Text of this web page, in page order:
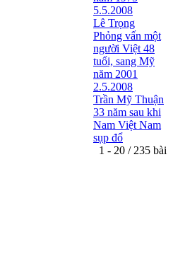
5.5.2008
Lê Trọng
Phỏng vấn một
người Việt 48
tuổi, sang Mỹ
năm 2001
2.5.2008
Trần Mỹ Thuận
33 năm sau khi
Nam Việt Nam
sụp đổ
1 - 20 / 235 bài